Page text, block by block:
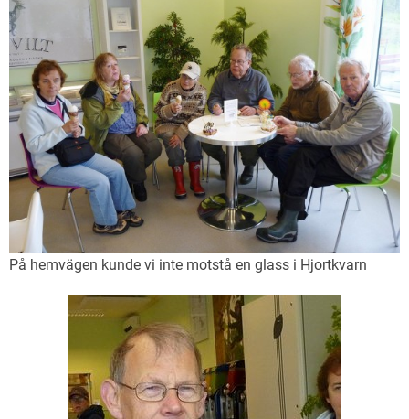
På hemvägen kunde vi inte motstå en glass i Hjortkvarn